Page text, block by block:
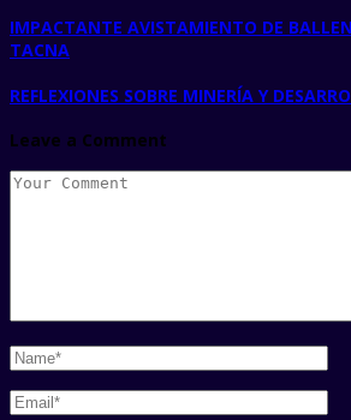
IMPACTANTE AVISTAMIENTO DE
TACNA
REFLEXIONES SOBRE MINERÍA Y
Leave a Comment